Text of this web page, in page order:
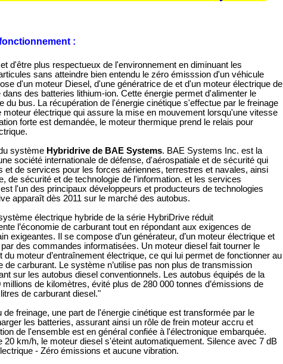
:
d'être plus respectueux de l'environnement en diminuant les
sans atteindre bien entendu le zéro émisssion d'un véhicule
d'un moteur Diesel, d'une génératrice de et d'un moteur électrique de
des batteries lithium-ion. Cette énergie permet d'alimenter le
du bus. La récupération de l'énergie cinétique s'effectue par le freinage
électrique qui assure la mise en mouvement lorsqu'une vitesse
forte est demandée, le moteur thermique prend le relais pour
système Hybridrive de BAE Systems. BAE Systems Inc. est la
société internationale de défense, d'aérospatiale et de sécurité qui
et de services pour les forces aériennes, terrestres et navales, ainsi
de sécurité et de technologie de l'information. et les services
l'un des principaux développeurs et producteurs de technologies
apparaît dès 2011 sur le marché des autobus.
électrique hybride de la série HybriDrive réduit
l’économie de carburant tout en répondant aux exigences de
exigeantes. Il se compose d’un générateur, d’un moteur électrique et
des commandes informatisées. Un moteur diesel fait tourner le
moteur d’entraînement électrique, ce qui lui permet de fonctionner au
carburant. Le système n’utilise pas non plus de transmission
sur les autobus diesel conventionnels. Les autobus équipés de la
de kilomètres, évité plus de 280 000 tonnes d’émissions de
de carburant diesel."
freinage, une part de l'énergie cinétique est transformée par le
les batteries, assurant ainsi un rôle de frein moteur accru et
de l'ensemble est en général confiée à l'électronique embarquée.
km/h, le moteur diesel s'éteint automatiquement. Silence avec 7 dB
- Zéro émissions et aucune vibration.